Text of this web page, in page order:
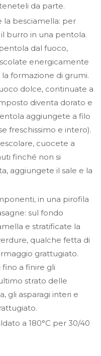
da parte.
besciamella: per
burro in una pentola.
dal fuoco,
energicamente
formazione di grumi.
dolce, continuate a
diventa dorato e
aggiungete a filo
freschissimo e intero).
cuocete a
finché non si
aggiungete il sale e la
in una pirofila
sul fondo
e stratificate la
qualche fetta di
grattugiato.
a finire gli
strato delle
gli asparagi interi e
a 180°C per 30/40